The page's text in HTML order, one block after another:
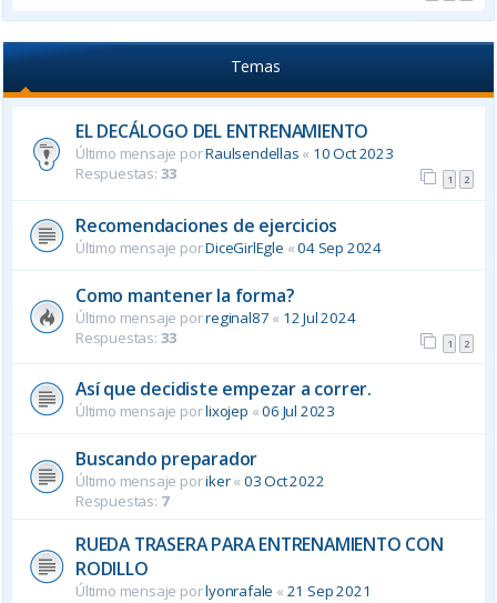
Temas
EL DECÁLOGO DEL ENTRENAMIENTO
Último mensaje porRaulsendellas « 10 Oct 2023
Respuestas: 33 1 2
Recomendaciones de ejercicios
Último mensaje porDiceGirlEgle «04 Sep 2024
Como mantener la forma?
Último mensaje porreginal87 « 12 Jul 2024
Respuestas: 33 1 2
Así que decidiste empezar a correr.
Último mensaje porlixojep «06 Jul 2023
Buscando preparador
Último mensaje poriker« 03 Oct 2022
Respuestas: 7
RUEDA TRASERA PARA ENTRENAMIENTO CON
RODILLO
Último mensaje porlyonrafale « 21 Sep 2021